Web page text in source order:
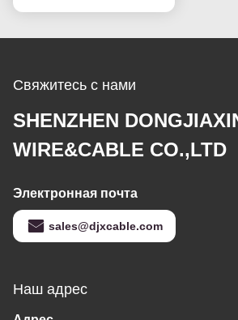
Свяжитесь с нами
SHENZHEN
WIRE&CABLE CO.,LTD
Электронная почта
sales@djxcable.com
Наш адрес